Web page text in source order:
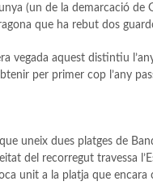
(un de la demarcació de
que ha rebut dos
vegada aquest distintiu
per primer cop l’any
uneix dues platges de
del recorregut travessa
unit a la platja que encara